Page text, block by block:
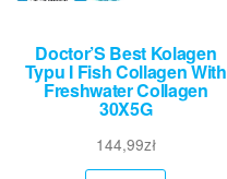
Doctor’S Best Kolagen
Typu I Fish Collagen With
Freshwater Collagen
30X5G
144,99zł